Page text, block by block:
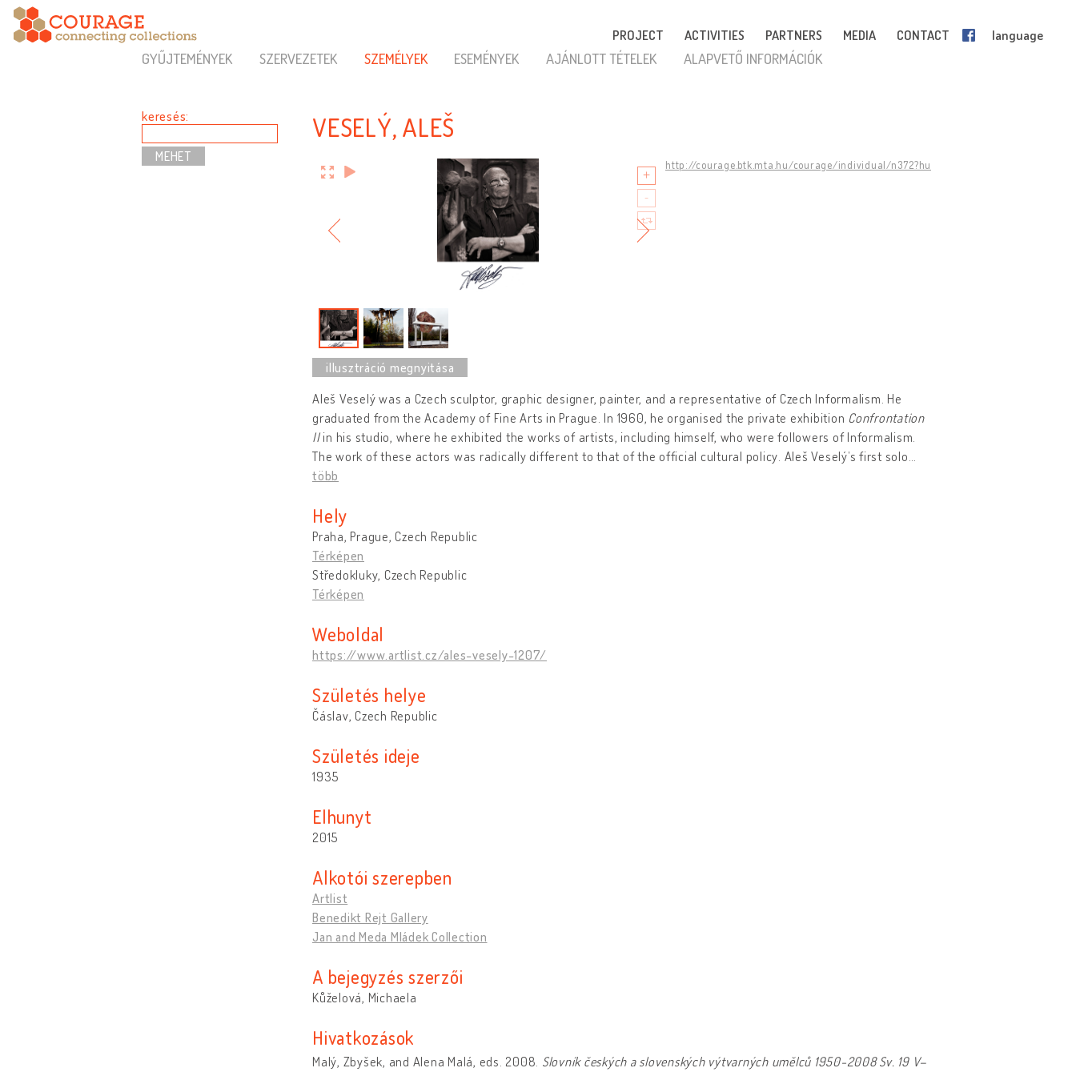
PROJECT ACTIVITIES PARTNERS MEDIA CONTACT language
GYŰJTEMÉNYEK SZERVEZETEK SZEMÉLYEK ESEMÉNYEK AJÁNLOTT TÉTELEK ALAPVETŐ INFORMÁCIÓK
keresés: VESELÝ, ALEŠ
http://courage.btk.mta.hu/courage/individual/n372?hu
Aleš Veselý was a Czech sculptor, graphic designer, painter, and a representative of Czech Informalism. He
graduated from the Academy of Fine Arts in Prague. In 1960, he organised the private exhibition Confrontation
II in his studio, where he exhibited the works of artists, including himself, who were followers of Informalism.
The work of these actors was radically different to that of the official cultural policy. Aleš Veselý’s first solo
több
Hely
Praha, Prague, Czech Republic
Térképen
Středokluky, Czech Republic
Térképen
Weboldal
https://www.artlist.cz/ales-vesely-1207/
Születés helye
Čáslav, Czech Republic
Születés ideje
1935
Elhunyt
2015
Alkotói szerepben
Artlist
Benedikt Rejt Gallery
Jan and Meda Mládek Collection
A bejegyzés szerzői
Kůželová, Michaela
Hivatkozások
Malý, Zbyšek, and Alena Malá, eds. 2008. Slovník českých a slovenských výtvarných umělců 1950-2008 Sv. 19 V–